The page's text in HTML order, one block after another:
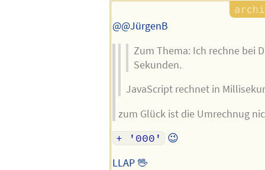
@@JürgenB
Zum Thema: Ich rechne bei
Sekunden.
JavaScript rechnet in
zum Glück ist die Umrechnug
+ '000'
😉
LLAP 🖖